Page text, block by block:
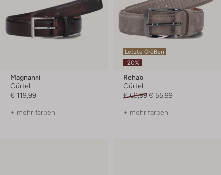
Magnanni
Gürtel
€ 119,99
+ mehr farben
Letzte Größen
-20%
Rehab
Gürtel
€ 69,99 € 55,99
+ mehr farben